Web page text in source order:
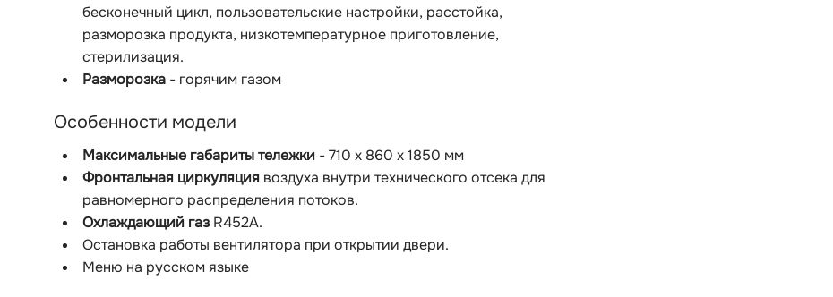
бесконечный цикл, пользовательские настройки, расстойка,
разморозка продукта, низкотемпературное приготовление,
стерилизация.
Разморозка - горячим газом
Особенности модели
Максимальные габариты тележки - 710 х 860 х 1850 мм
Фронтальная циркуляция воздуха внутри технического отсека для
равномерного распределения потоков.
Охлаждающий газR452A.
Остановка работы вентилятора при открытии двери.
Меню на русском языке